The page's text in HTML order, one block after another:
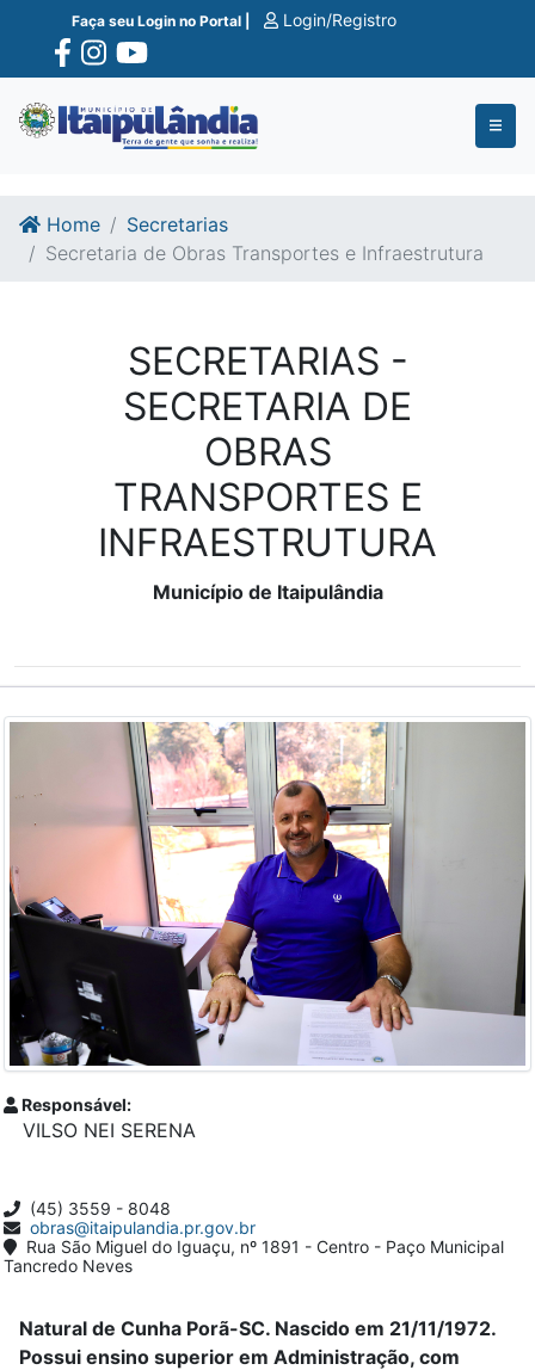
Ir para o conte�do
Ir para o fim do conte�do
Faça seu Login no Portal | Login/Registro
Home
Secretarias
Secretaria de Obras Transportes e Infraestrutura
SECRETARIAS -
SECRETARIA DE
OBRAS
TRANSPORTES E
INFRAESTRUTURA
Município de Itaipulândia
Responsável:
VILSO NEI SERENA
(45) 3559 - 8048
obras@itaipulandia.pr.gov.br
Rua São Miguel do Iguaçu, nº 1891 - Centro - Paço Municipal
Tancredo Neves
Natural de Cunha Porã-SC. Nascido em 21/11/1972.
Possui ensino superior em Administração, com